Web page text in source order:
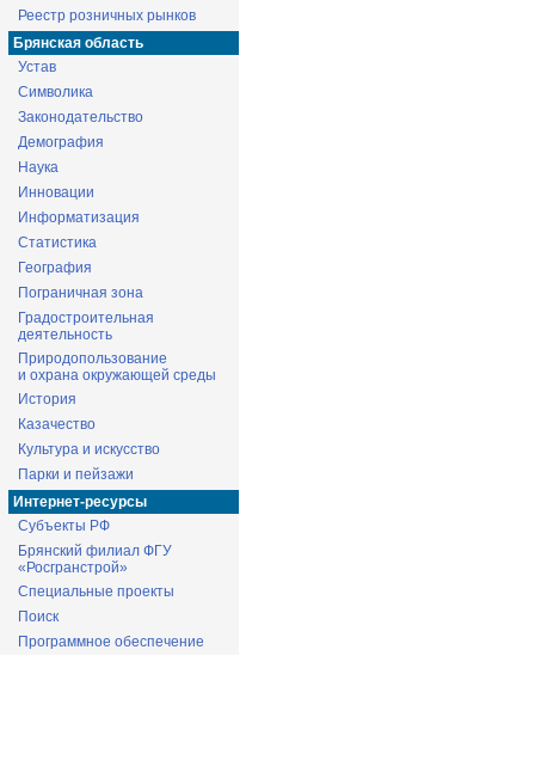
Реестр розничных рынков
Брянская область
Устав
Символика
Законодательство
Демография
Наука
Инновации
Информатизация
Статистика
География
Пограничная зона
Градостроительная
деятельность
Природопользование
и охрана окружающей среды
История
Казачество
Культура и искусство
Парки и пейзажи
Интернет-ресурсы
Субъекты РФ
Брянский филиал ФГУ
«Росгранстрой»
Специальные проекты
Поиск
Программное обеспечение